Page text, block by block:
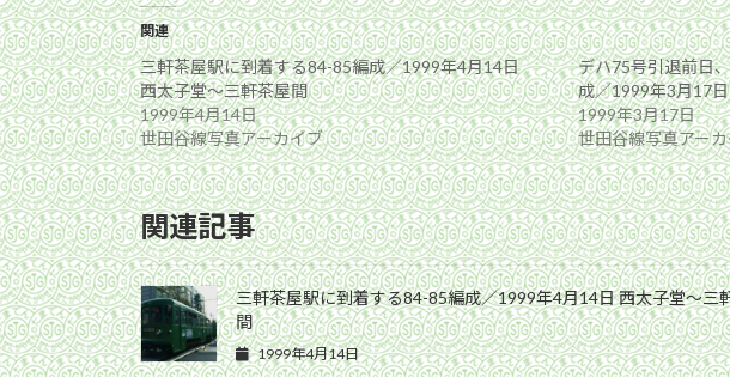
関連
三軒茶屋駅に到着する84-85編成／1999年4月14日
西太子堂〜三軒茶屋間
1999年4月14日
世田谷線写真アーカイブ
デハ75号引退前日
成／1999年3月17
1999年3月17日
世田谷線写真アー
関連記事
三軒茶屋駅に到着する84-85編成／1999年4月14日 西太子堂〜三
間
1999年4月14日